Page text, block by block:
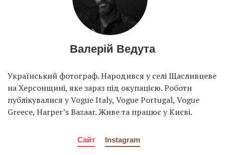
Валерій Ведута
Український фотограф. Народився у селі Щасливцеве
на Херсонщині, яке зараз під окупацією. Роботи
публікувалися у Vogue Italy, Vogue Portugal, Vogue
Greece, Harper’s Bazaar. Живе та працює у Києві.
Сайт Instagram